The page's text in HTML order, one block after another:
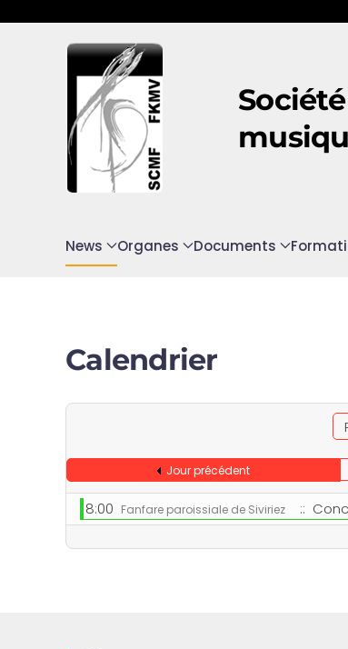
Accéder au contenu principal
News Organes Documents
Calendrier
Jour précédent
8:00 Fanfare paroissiale de Siviriez ::